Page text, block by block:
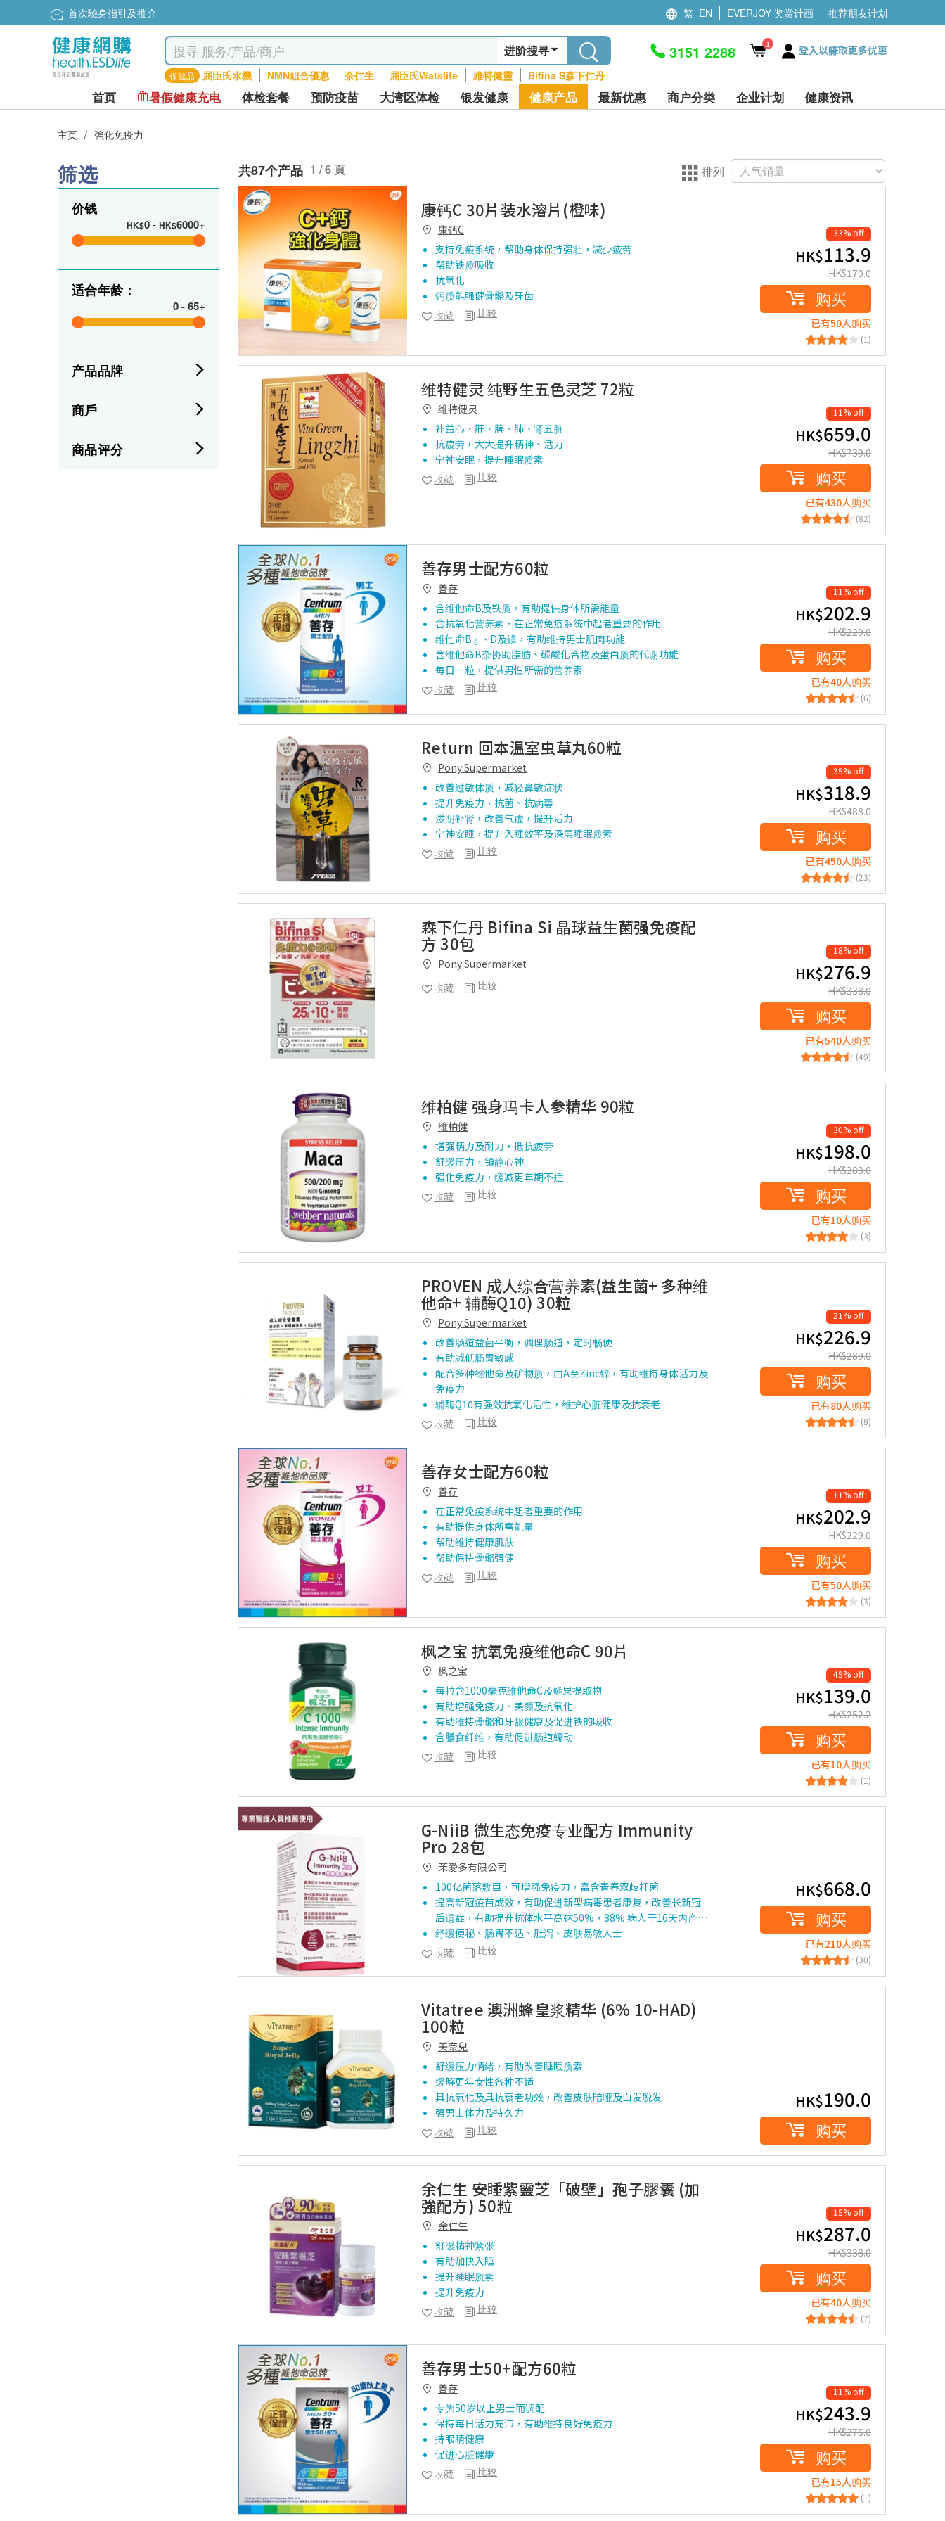
首次驗身指引及推介 繁 EN EVERJOY 奖赏计画 推荐朋友计划
进阶搜寻
保健品 屈臣氏水機 NMN組合優惠 余仁生 屈臣氏Watslife 維特健靈 Bifina S森下仁丹
3151 2288 1 登入以赚取更多优惠
首页 暑假健康充电 体检套餐 预防疫苗 大湾区体检 银发健康 健康产品 最新优惠 商户分类 企业计划 健康资讯
主页 / 強化免疫力
筛选
价钱
HK$0- HK$6000+
适合年龄：
0-65+
产品品牌
商戶
商品评分
共87个产品 1 / 6 頁 排列
康钙C 30片装水溶片(橙味)
康钙C
支持免疫系统，帮助身体保持强壮，减少疲劳
帮助铁质吸收
抗氧化
钙质能强健骨骼及牙齿
比较
收藏
33% off
HK$113.9
HK$170.0
购买
已有50人购买
(1)
维特健灵 纯野生五色灵芝 72粒
维特健灵
补益心、肝、脾、肺、肾五脏
抗疲劳，大大提升精神、活力
宁神安眠，提升睡眠质素
比较
收藏
11% off
HK$659.0
HK$739.0
购买
已有430人购买
(82)
善存男士配方60粒
善存
含维他命B及铁质，有助提供身体所需能量
含抗氧化营养素，在正常免疫系统中起者重要的作用
维他命B 6 、D及镁，有助维持男士肌肉功能
含维他命B杂协助脂肪、碳酸化合物及蛋白质的代谢功能
每日一粒，提供男性所需的营养素
比较
收藏
11% off
HK$202.9
HK$229.0
购买
已有40人购买
(6)
Return 回本温室虫草丸60粒
Pony Supermarket
改善过敏体质，减轻鼻敏症状
提升免疫力，抗菌、抗病毒
滋阴补肾，改善气虚，提升活力
宁神安睡，提升入睡效率及深层睡眠质素
比较
收藏
35% off
HK$318.9
HK$488.0
购买
已有450人购买
(23)
森下仁丹 Bifina Si 晶球益生菌强免疫配
方 30包
Pony Supermarket
比较
收藏
18% off
HK$276.9
HK$338.0
购买
已有540人购买
(49)
维柏健 强身玛卡人参精华 90粒
维柏健
增强精力及耐力，抵抗疲劳
舒缓压力，镇静心神
强化免疫力，缓减更年期不适
比较
收藏
30% off
HK$198.0
HK$283.0
购买
已有10人购买
(3)
PROVEN 成人综合营养素(益生菌+ 多种维
他命+ 辅酶Q10) 30粒
Pony Supermarket
改善肠道益菌平衡，调理肠道，定时畅便
有助减低肠胃敏感
配合多种维他命及矿物质，由A至Zinc锌，有助维持身体活力及
免疫力
辅酶Q10有强效抗氧化活性，维护心脏健康及抗衰老
比较
收藏
21% off
HK$226.9
HK$289.0
购买
已有80人购买
(8)
善存女士配方60粒
善存
在正常免疫系统中起者重要的作用
有助提供身体所需能量
帮助维持健康肌肤
帮助保持骨骼强健
比较
收藏
11% off
HK$202.9
HK$229.0
购买
已有50人购买
(3)
枫之宝 抗氧免疫维他命C 90片
枫之宝
每粒含1000毫克维他命C及鲜果提取物
有助增强免疫力、美颜及抗氧化
有助维持骨骼和牙龈健康及促进铁的吸收
含膳食纤维，有助促进肠道蠕动
比较
收藏
45% off
HK$139.0
HK$252.2
购买
已有10人购买
(1)
G-NiiB 微生态免疫专业配方 Immunity
Pro 28包
茉爱多有限公司
100亿菌落数目，可增强免疫力，富含青春双歧杆菌
提高新冠疫苗成效，有助促进新型病毒患者康复，改善长新冠
后遗症，有助提升抗体水平高达50%，88% 病人于16天内产…
纾缓便秘、肠胃不适、肚泻、皮肤易敏人士
比较
收藏
HK$668.0
购买
已有210人购买
(30)
Vitatree 澳洲蜂皇浆精华 (6% 10-HAD)
100粒
美奈兒
舒缓压力情绪，有助改善睡眠质素
缓解更年女性各种不适
具抗氧化及具抗衰老功效，改善皮肤暗哑及白发脱发
强男士体力及持久力
比较
收藏
HK$190.0
购买
余仁生 安睡紫靈芝「破壁」孢子膠囊 (加
強配方) 50粒
余仁生
舒缓精神紧张
有助加快入睡
提升睡眠质素
提升免疫力
比较
收藏
15% off
HK$287.0
HK$338.0
购买
已有40人购买
(7)
善存男士50+配方60粒
善存
专为50岁以上男士而调配
保持每日活力充沛，有助维持良好免疫力
持眼睛健康
促进心脏健康
比较
收藏
11% off
HK$243.9
HK$275.0
购买
已有15人购买
(1)